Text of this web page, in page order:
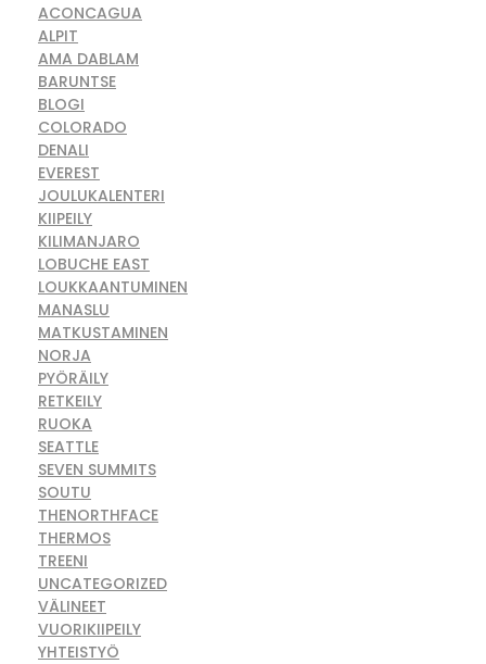
ACONCAGUA
ALPIT
AMA DABLAM
BARUNTSE
BLOGI
COLORADO
DENALI
EVEREST
JOULUKALENTERI
KIIPEILY
KILIMANJARO
LOBUCHE EAST
LOUKKAANTUMINEN
MANASLU
MATKUSTAMINEN
NORJA
PYÖRÄILY
RETKEILY
RUOKA
SEATTLE
SEVEN SUMMITS
SOUTU
THENORTHFACE
THERMOS
TREENI
UNCATEGORIZED
VÄLINEET
VUORIKIIPEILY
YHTEISTYÖ